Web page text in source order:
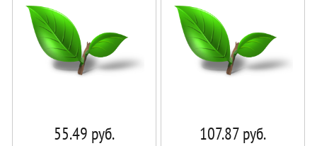
55.49 руб. 107.87руб.